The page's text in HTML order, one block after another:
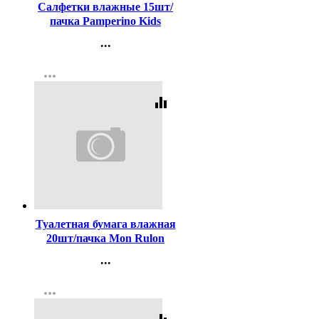
Салфетки влажные 15шт/
пачка Pamperino Kids
витамином Е mix (Ст.108)
...
Регистрация
more_horiz
equalizer
Туалетная бумага влажная
20шт/пачка Mon Rulon
...
Регистрация
more_horiz